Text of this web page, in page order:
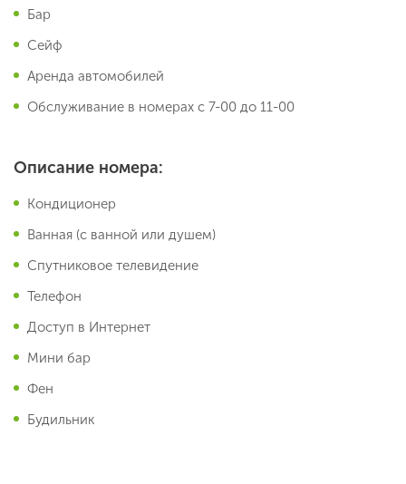
Бар
Сейф
Аренда автомобилей
Обслуживание в номерах с 7-00 до 11-00
Описание номера:
Кондиционер
Ванная (с ванной или душем)
Спутниковое телевидение
Телефон
Доступ в Интернет
Мини бар
Фен
Будильник